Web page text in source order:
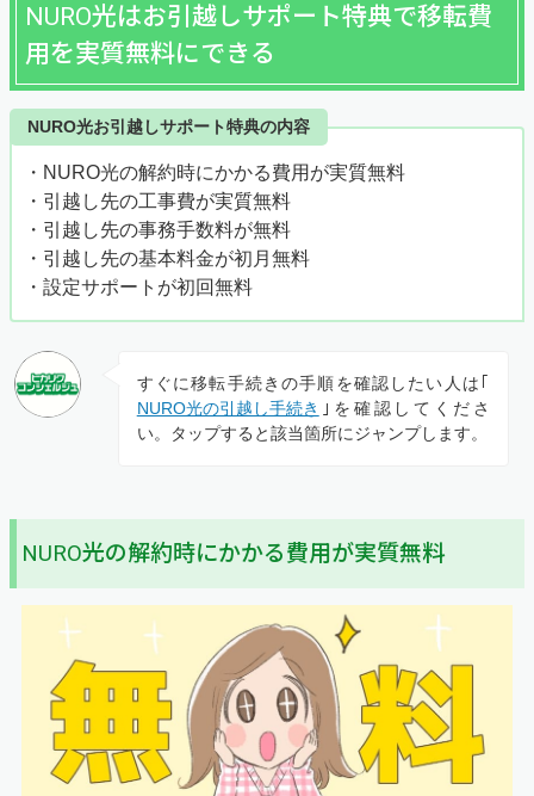
NURO光はお引越しサポート特典で移転費
用を実質無料にできる
NURO光お引越しサポート特典の内容
・NURO光の解約時にかかる費用が実質無料
・引越し先の工事費が実質無料
・引越し先の事務手数料が無料
・引越し先の基本料金が初月無料
・設定サポートが初回無料
すぐに移転手続きの手順を確認したい人は｢
NURO光の引越し手続き ｣を確認してくださ
い。タップすると該当箇所にジャンプします。
NURO光の解約時にかかる費用が実質無料